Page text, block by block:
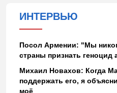
ИНТЕРВЬЮ
Посол Армении: "Мы
страны признать геноцид
Михаил Новахов: Когда
поддержать его, я
моё